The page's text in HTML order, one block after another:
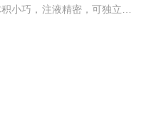
小巧，注液精密，可独立在